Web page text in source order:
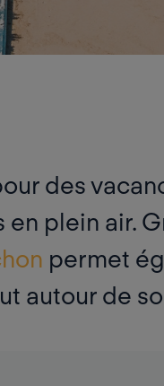
des
plein air.
permet
autour de